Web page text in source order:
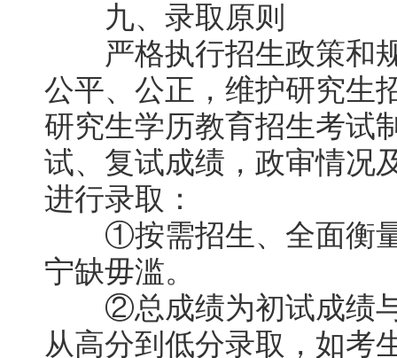
九、录取原则
严格执行招生政策和规
公平、公正，维护研究生
研究生学历教育招生考试
试、复试成绩，政审情况
进行录取：
①按需招生、全面衡量
宁缺毋滥。
②总成绩为初试成绩与
从高分到低分录取，如考